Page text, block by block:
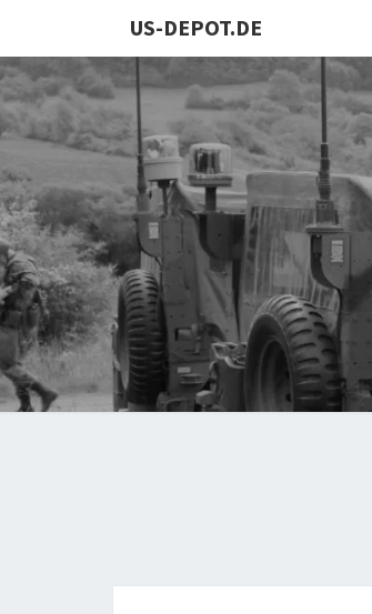
US-DEPOT.DE